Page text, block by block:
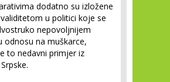
dodatno su izložene
u politici koje se
nepovoljnijem
odnosu na muškarce,
to nedavni primjer iz